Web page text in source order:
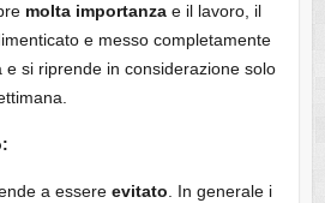
molta importanzae il lavoro, il
e messo completamente
si riprende in considerazione solo
a essere evitato . In generale i